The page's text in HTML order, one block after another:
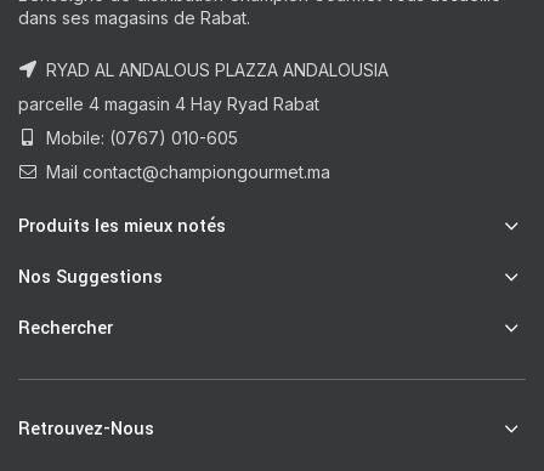
dans ses magasins de Rabat.
RYAD AL ANDALOUS PLAZZA ANDALOUSIA
parcelle 4 magasin 4 Hay Ryad Rabat
Mobile: (0767) 010-605
Mail contact@championgourmet.ma
Produits les mieux notés
Nos Suggestions
Rechercher
Retrouvez-Nous